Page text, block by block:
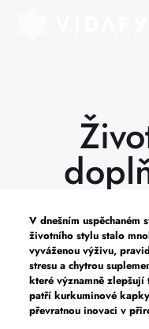
V dnešním uspěchaném
životního stylu stalo
vyváženou výživu,
stresu a chytrou
které významně
patří kurkuminové
převratnou inovaci v